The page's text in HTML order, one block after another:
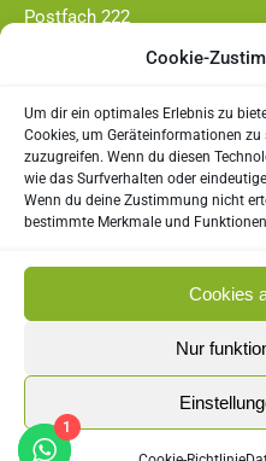
Cookie-
Um dir ein optimales Erlebnis zu
Cookies, um Geräteinformationen
zuzugreifen. Wenn du diesen
wie das Surfverhalten oder
Wenn du deine Zustimmung nicht
bestimmte Merkmale und
Cookies
Nur
Postfach 222
0177/4409790
E-Mail:
vorstand@tc-merzig.de
Rechtliches
Impressum
Datenschutz
Cookie-Richtlinie (EU)
1